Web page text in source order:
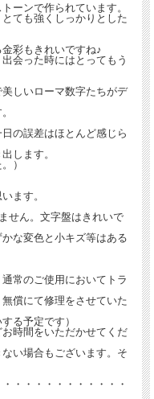
ーンで作られています。
ても強くしっかりとした
彩もきれいですね♪
会った時にはとってもう
しいローマ数字たちがデ
の誤差はほとんど感じら
します。
）
ます。
せん。文字盤はきれいで
な変色と小キズ等はある
常のご使用においてトラ
償にて修理をさせていた
る予定です）
時間をいただかせてくだ
い場合もございます。そ
・・・・・・・・・・・